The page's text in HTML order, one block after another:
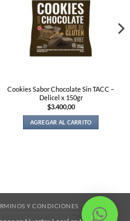
Cookies Sabor Chocolate Sin TACC –
Delicel x 150gr
$3.400,00
AGREGAR AL CARRITO
Y CONDICIONES